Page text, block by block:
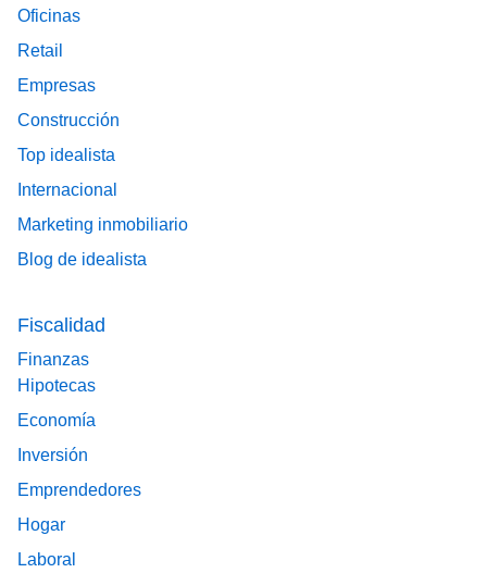
Oficinas
Retail
Empresas
Construcción
Top idealista
Internacional
Marketing inmobiliario
Blog de idealista
Fiscalidad
Finanzas
Hipotecas
Economía
Inversión
Emprendedores
Hogar
Laboral